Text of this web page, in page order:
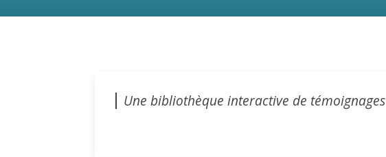
Une bibliothèque interactive de témoignages